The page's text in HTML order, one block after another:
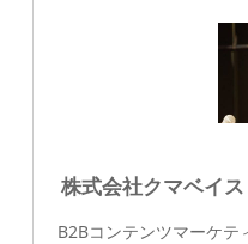
株式会社クマベイ
B2Bコンテンツマーケテ